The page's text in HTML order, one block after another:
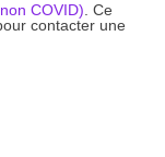
COVID) . Ce
contacter une